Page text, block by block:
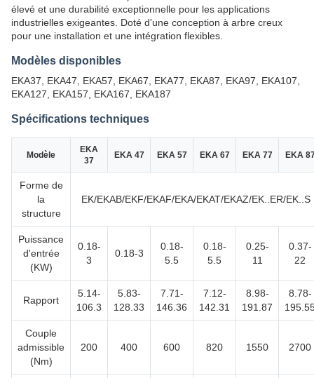
élevé et une durabilité exceptionnelle pour les applications
industrielles exigeantes. Doté d'une conception à arbre creux
pour une installation et une intégration flexibles.
Modèles disponibles
EKA37, EKA47, EKA57, EKA67, EKA77, EKA87, EKA97, EKA107,
EKA127, EKA157, EKA167, EKA187
Spécifications techniques
Modèle
EKA
37
EKA 47 EKA 57 EKA 67 EKA 77 EKA
Forme de
la
structure
EK/EKAB/EKF/EKAF/EKA/EKAT/EKAZ/EK..ER/EK..S
Puissance
d'entrée
(KW)
0.18-
3
0.18-3
0.18-
5.5
0.18-
5.5
0.25-
11
0.37-
22
Rapport
5.14-
106.3
5.83-
128.33
7.71-
146.36
7.12-
142.31
8.98-
191.87
8.78-
Couple
admissible
(Nm)
200 400 600 820 1550 2700